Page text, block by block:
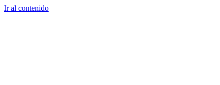
Ir al contenido